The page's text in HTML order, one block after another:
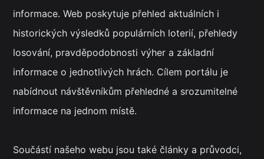
informace. Web poskytuje přehled aktuálních i
historických výsledků populárních loterií, přehledy
losování, pravděpodobnosti výher a základní
informace o jednotlivých hrách. Cílem portálu je
nabídnout návštěvníkům přehledné a srozumitelné
informace na jednom místě.
Součástí našeho webu jsou také články a průvodci,